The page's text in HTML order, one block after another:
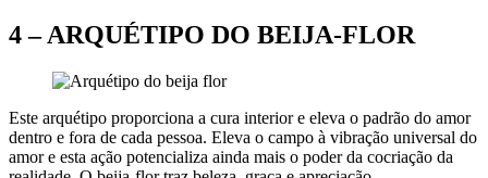
4 –ARQUÉTIPO DO BEIJA-FLOR
Este arquétipo proporciona a cura interior e eleva o padrão do amor
dentro e fora de cada pessoa. Eleva o campo à vibração universal do
amor e esta ação potencializa ainda mais o poder da cocriação da